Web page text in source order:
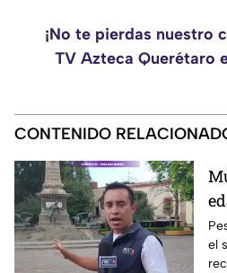
¡No te pierdas nuestro
TV Azteca Querétaro
CONTENIDO
el